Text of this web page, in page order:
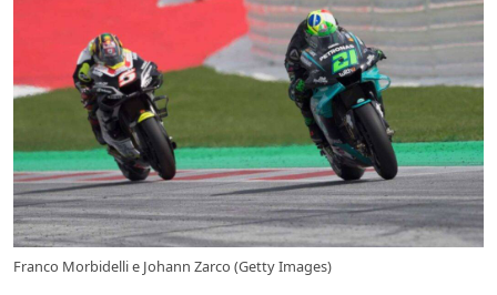
Franco Morbidelli e Johann Zarco (Getty Images)